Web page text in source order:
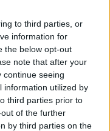
to third parties, or
information for
the below opt-out
note that after your
continue seeing
information utilized by
third parties prior to
of the further
by third parties on the
βυθού στη
– Τιμητική
της Κω